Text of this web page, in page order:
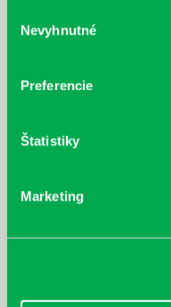
súhlasu
Nevyhnutné
Preferencie
Štatistiky
Marketing